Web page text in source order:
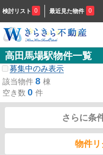
検討リスト 0 最近見た物件 0
高田馬場駅物件一覧
募集中のみ表示
該当物件 8 棟
空き数 0 件
さらに条
物件リ